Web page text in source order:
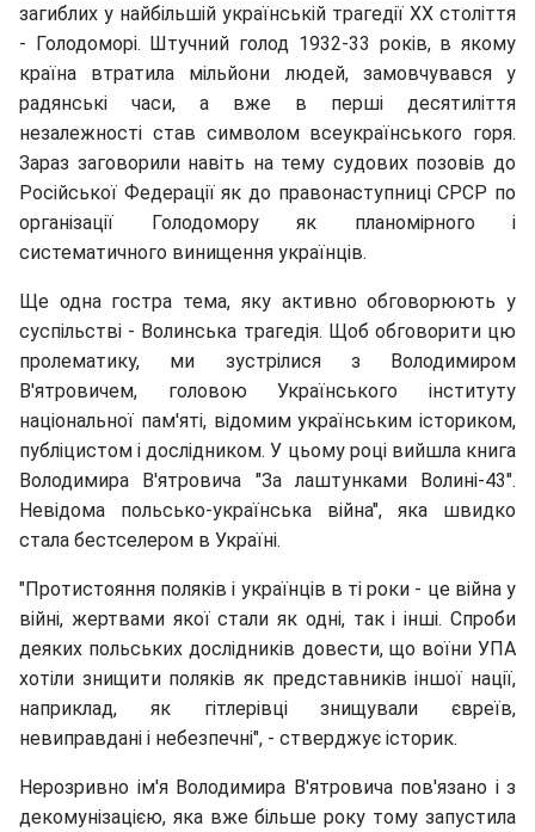
загиблих у найбільшій українській трагедії ХХ століття
- Голодоморі. Штучний голод 1932-33 років, в якому
країна втратила мільйони людей, замовчувався у
радянські часи, а вже в перші десятиліття
незалежності став символом всеукраїнського горя.
Зараз заговорили навіть на тему судових позовів до
Російської Федерації як до правонаступниці СРСР по
організації Голодомору як планомірного і
систематичного винищення українців.
Ще одна гостра тема, яку активно обговорюють у
суспільстві - Волинська трагедія. Щоб обговорити цю
пролематику, ми зустрілися з Володимиром
В'ятровичем, головою Українського інституту
національної пам'яті, відомим українським істориком,
публіцистом і дослідником. У цьому році вийшла книга
Володимира В'ятровича "За лаштунками Волині-43".
Невідома польсько-українська війна", яка швидко
стала бестселером в Україні.
"Протистояння поляків і українців в ті роки - це війна у
війні, жертвами якої стали як одні, так і інші. Спроби
деяких польських дослідників довести, що воїни УПА
хотіли знищити поляків як представників іншої нації,
наприклад, як гітлерівці знищували євреїв,
невиправдані і небезпечні", - стверджує історик.
Нерозривно ім'я Володимира В'ятровича пов'язано і з
декомунізацією, яка вже більше року тому запустила